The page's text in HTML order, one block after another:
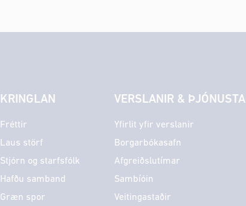
KRINGLAN
Fréttir
Laus störf
Stjórn og starfsfólk
Hafðu samband
Græn spor
VERSLANIR & ÞJÓNUSTA
Yfirlit yfir verslanir
Borgarbókasafn
Afgreiðslutímar
Sambíóin
Veitingastaðir